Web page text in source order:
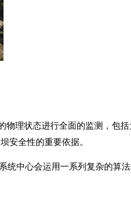
物理状态进行全面的监测，包
安全性的重要依据。
统中心会运用一系列复杂的算